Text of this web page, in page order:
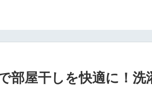
部屋干しを快適に！